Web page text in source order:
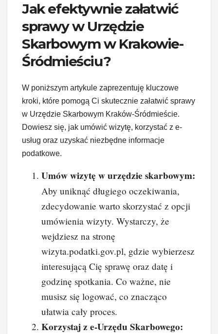
Jak efektywnie załatwić
sprawy w Urzędzie
Skarbowym w Krakowie-
Śródmieściu?
W poniższym artykule zaprezentuję kluczowe
kroki, które pomogą Ci skutecznie załatwić sprawy
w Urzędzie Skarbowym Kraków-Śródmieście.
Dowiesz się, jak umówić wizytę, korzystać z e-
usług oraz uzyskać niezbędne informacje
podatkowe.
Umów wizytę w urzędzie skarbowym:
Aby uniknąć długiego oczekiwania,
zdecydowanie warto skorzystać z opcji
umówienia wizyty. Wystarczy, że
wejdziesz na stronę
wizyta.podatki.gov.pl, gdzie wybierzesz
interesującą Cię sprawę oraz datę i
godzinę spotkania. Co ważne, nie
musisz się logować, co znacząco
ułatwia cały proces.
Korzystaj z e-Urzędu Skarbowego: